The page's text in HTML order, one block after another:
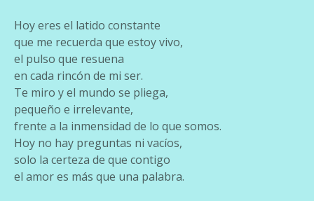
Hoy eres el latido constante
que me recuerda que estoy vivo,
el pulso que resuena
en cada rincón de mi ser.
Te miro y el mundo se pliega,
pequeño e irrelevante,
frente a la inmensidad de lo que somos.
Hoy no hay preguntas ni vacíos,
solo la certeza de que contigo
el amor es más que una palabra.